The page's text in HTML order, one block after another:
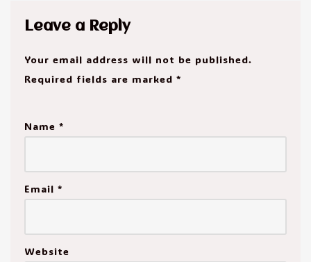
Leave a Reply
Your email address will not be published.
Required fields are marked *
Name *
Email *
Website